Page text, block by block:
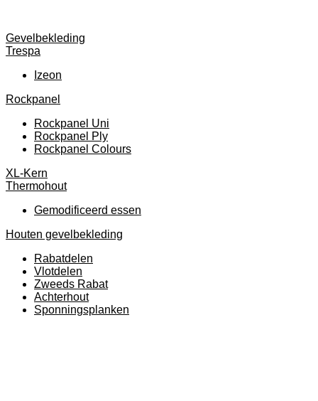
Gevelbekleding
Trespa
Izeon
Rockpanel
Rockpanel Uni
Rockpanel Ply
Rockpanel Colours
XL-Kern
Thermohout
Gemodificeerd essen
Houten gevelbekleding
Rabatdelen
Vlotdelen
Zweeds Rabat
Achterhout
Sponningsplanken